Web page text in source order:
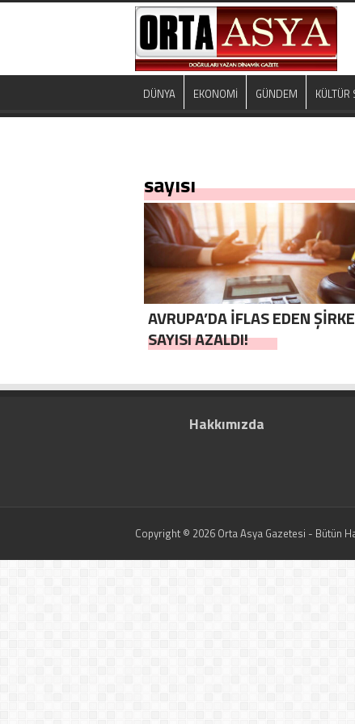
DÜNYA EKONOMİ GÜNDEM
sayısı
AVRUPA’DA İFLAS EDEN
SAYISI AZALDI!
Hakkımızda
Copyright © 2026 Orta Asya Gazetesi - Bütün